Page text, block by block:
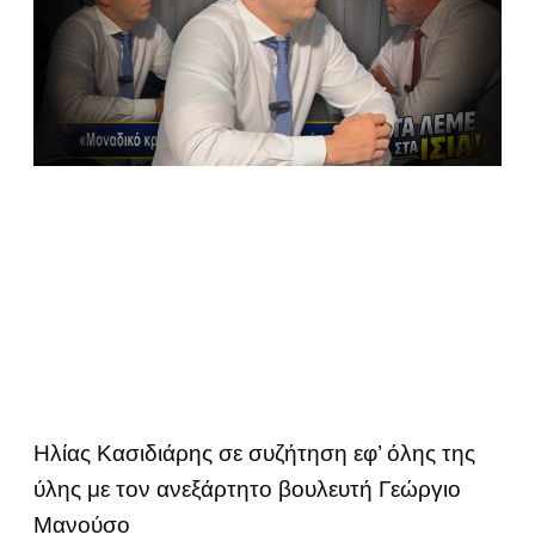
Ηλίας Κασιδιάρης σε συζήτηση εφ’ όλης της
ύλης με τον ανεξάρτητο βουλευτή Γεώργιο
Μανούσο